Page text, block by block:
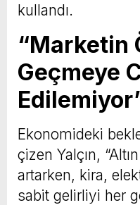
kullandı.
“Marketin
Geçmeye
Ekonomideki
çizen Yalçın,
artarken, kira,
sabit gelirliyi her